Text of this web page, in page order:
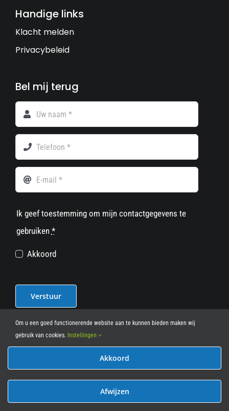
Handige links
Klacht melden
Privacybeleid
Bel mij terug
Ik geef toestemming om mijn contactgegevens te
gebruiken *
Akkoord
Verstuur
© 2012 - 2026• Leasy Bike • All Rights Reserved • powered
Om u een goed functionerende website aan te kunnen bieden maken wij
gebruik van cookies. Instellingen
Akkoord
Afwijzen